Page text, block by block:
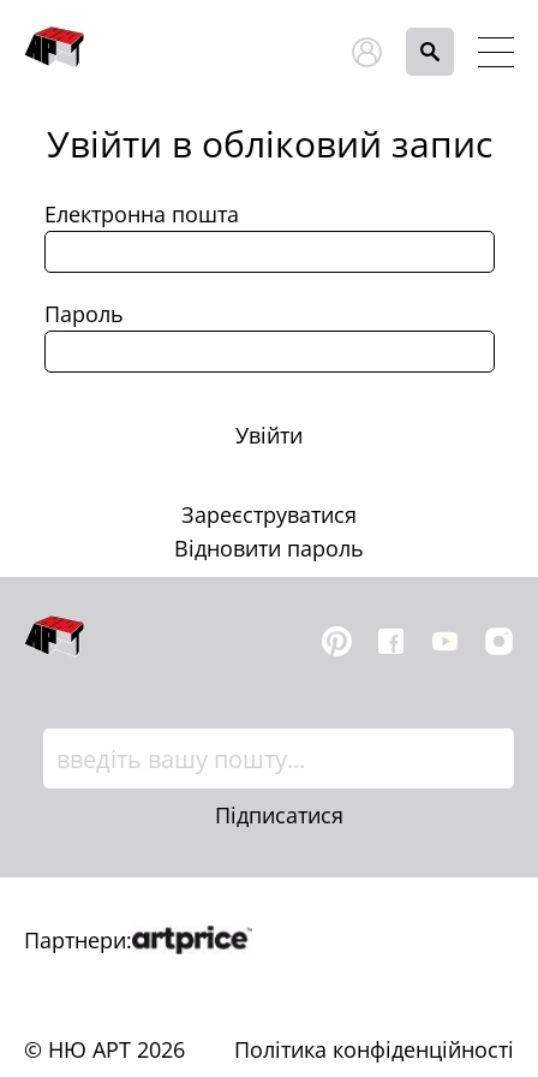
Увійти в обліковий запис
Електронна пошта
Пароль
Увійти
Зареєструватися
Відновити пароль
Підписатися
Партнери:
© НЮ АРТ 2026 Політика конфіденційності